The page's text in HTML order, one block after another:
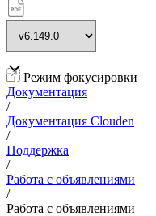
Режим фокусировки
Документация
/
Документация Clouden
/
Поддержка
/
Работа с объявлениями
/
Работа с объявлениями